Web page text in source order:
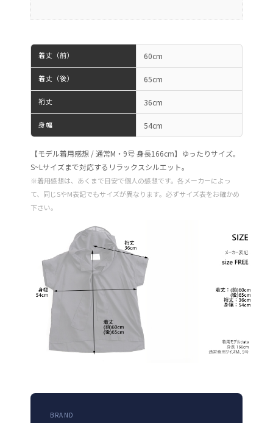
着丈（前） 60cm
着丈（後） 65cm
裄丈 36cm
身幅 54cm
【モデル着用感想 / 通常M・9号 身長166cm】ゆったりサイズ。
S~Lサイズまで対応するリラックスシルエット。
※着用感想は、あくまで目安で個人の感想です。各メーカーによっ
て、同じSやM表記でもサイズが異なります。必ずサイズ表をお確かめ
下さい。
BRAND